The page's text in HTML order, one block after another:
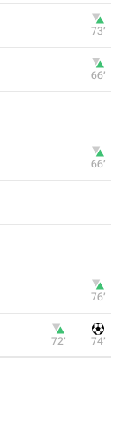
73‎’‎
66‎’‎
66‎’‎
76‎’‎
72‎’‎ 74‎’‎